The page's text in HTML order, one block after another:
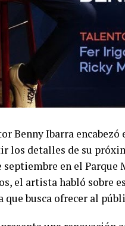
Benny Ibarra
los detalles de su
septiembre en el
el artista habló sobre
busca ofrecer al